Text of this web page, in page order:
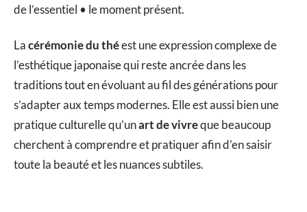
de l’essentiel • le moment présent.
Lacérémonie du théest une expression complexe de
l’esthétique japonaise qui reste ancrée dans les
traditions tout en évoluant au fil des générations pour
s’adapter aux temps modernes. Elle est aussi bien une
pratique culturelle qu’unart de vivreque beaucoup
cherchent à comprendre et pratiquer afin d’en saisir
toute la beauté et les nuances subtiles.